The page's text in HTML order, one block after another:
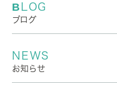
BLOG
ブログ
NEWS
お知らせ